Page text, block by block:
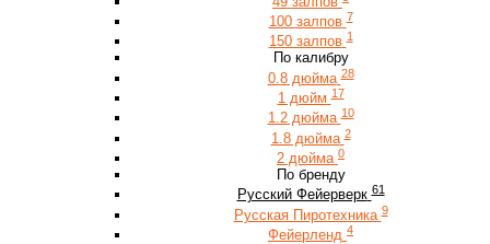
100 залпов 7
150 залпов 1
По калибру
0.8 дюйма 28
1 дюйм 17
1.2 дюйма 10
1.8 дюйма 2
2 дюйма 0
По бренду
Русский Фейерверк 61
Русская Пиротехника 9
Фейерленд 4